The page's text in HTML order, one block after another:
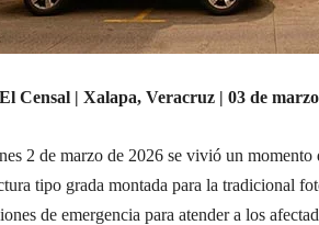
Censal | Xalapa, Veracruz | 03 de
2 de marzo de 2026 se vivió un
tipo grada montada para la tradicional
de emergencia para atender a los